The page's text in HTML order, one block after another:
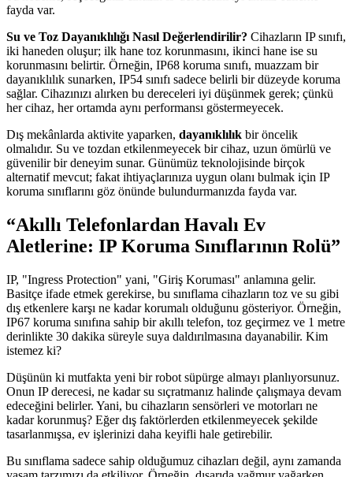
fayda var.
Su ve Toz Dayanıklılığı Nasıl Değerlendirilir? Cihazların IP sınıfı,
iki haneden oluşur; ilk hane toz korunmasını, ikinci hane ise su
korunmasını belirtir. Örneğin, IP68 koruma sınıfı, muazzam bir
dayanıklılık sunarken, IP54 sınıfı sadece belirli bir düzeyde koruma
sağlar. Cihazınızı alırken bu dereceleri iyi düşünmek gerek; çünkü
her cihaz, her ortamda aynı performansı göstermeyecek.
Dış mekânlarda aktivite yaparken, dayanıklılık bir öncelik
olmalıdır. Su ve tozdan etkilenmeyecek bir cihaz, uzun ömürlü ve
güvenilir bir deneyim sunar. Günümüz teknolojisinde birçok
alternatif mevcut; fakat ihtiyaçlarınıza uygun olanı bulmak için IP
koruma sınıflarını göz önünde bulundurmanızda fayda var.
“Akıllı Telefonlardan Havalı Ev
Aletlerine: IP Koruma Sınıflarının Rolü”
IP, "Ingress Protection" yani, "Giriş Koruması" anlamına gelir.
Basitçe ifade etmek gerekirse, bu sınıflama cihazların toz ve su gibi
dış etkenlere karşı ne kadar korumalı olduğunu gösteriyor. Örneğin,
IP67 koruma sınıfına sahip bir akıllı telefon, toz geçirmez ve 1 metre
derinlikte 30 dakika süreyle suya daldırılmasına dayanabilir. Kim
istemez ki?
Düşünün ki mutfakta yeni bir robot süpürge almayı planlıyorsunuz.
Onun IP derecesi, ne kadar su sıçratmanız halinde çalışmaya devam
edeceğini belirler. Yani, bu cihazların sensörleri ve motorları ne
kadar korunmuş? Eğer dış faktörlerden etkilenmeyecek şekilde
tasarlanmışsa, ev işlerinizi daha keyifli hale getirebilir.
Bu sınıflama sadece sahip olduğumuz cihazları değil, aynı zamanda